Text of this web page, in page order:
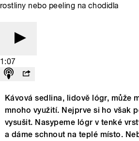
rostliny nebo peeling na chodidla
1:07
Kávová sedlina, lidově lógr, může
mnoho využití. Nejprve si ho však
vysušit. Nasypeme lógr v tenké
a dáme schnout na teplé místo.